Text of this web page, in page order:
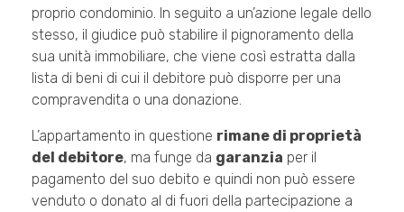
proprio condominio. In seguito a un’azione legale dello
stesso, il giudice può stabilire il pignoramento della
sua unità immobiliare, che viene così estratta dalla
lista di beni di cui il debitore può disporre per una
compravendita o una donazione.
L’appartamento in questione rimane di proprietà
del debitore, ma funge da garanzia per il
pagamento del suo debito e quindi non può essere
venduto o donato al di fuori della partecipazione a